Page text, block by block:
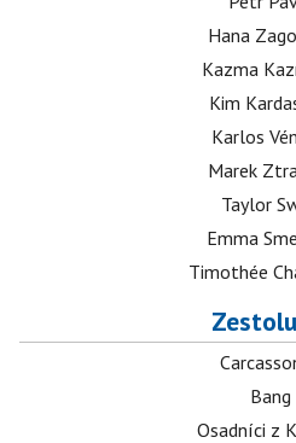
Hana
Kazma
Kim
Karlos
Marek
Taylor
Emma
Timothée
Bang
Osadníci z